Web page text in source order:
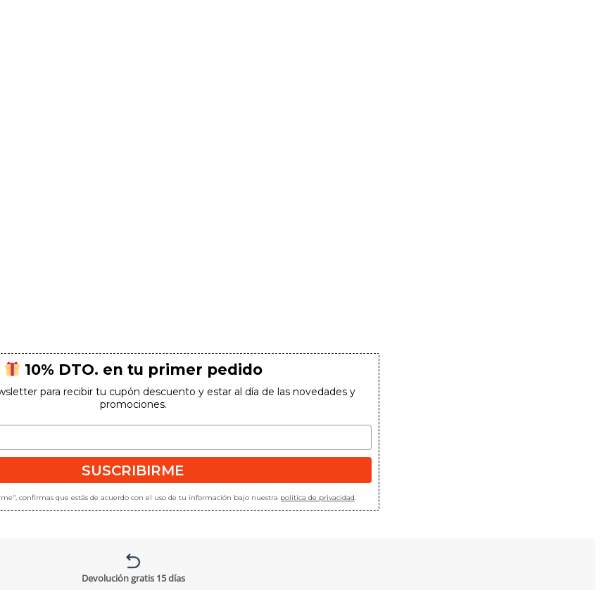
10% DTO. en tu primer pedido
para recibir tu cupón descuento y estar al día de las novedades y
promociones.
SUSCRIBIRME
confirmas que estás de acuerdo con el uso de tu información bajo nuestra política de privacidad.
Devolución gratis 15 días